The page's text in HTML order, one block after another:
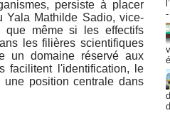
persiste à placer
Yala Mathilde Sadio, vice-
que même si les effectifs
les filières scientifiques
un domaine réservé aux
facilitent l'identification, le
position centrale dans